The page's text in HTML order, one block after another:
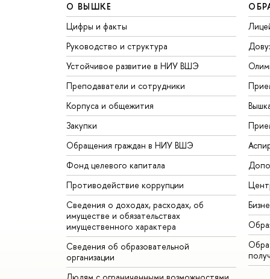
О ВЫШКЕ
Цифры и факты
Руководство и структура
Устойчивое развитие в НИУ ВШЭ
Преподаватели и сотрудники
Корпуса и общежития
Закупки
Обращения граждан в НИУ ВШЭ
Фонд целевого капитала
Противодействие коррупции
Сведения о доходах, расходах, об
имуществе и обязательствах
имущественного характера
Сведения об образовательной
организации